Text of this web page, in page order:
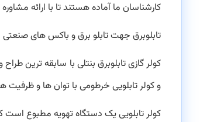
کارشناسان ما آماده هستند تا با ارائه
تابلوبرق جهت تابلو برق و باکس های صنعتی
کولر گازی تابلوبرق بنتلی با سابقه ترین
و کولر تابلویی خرطومی با توان ها و ظرفیت
کولر تابلویی یک دستگاه تهویه مطبوع است